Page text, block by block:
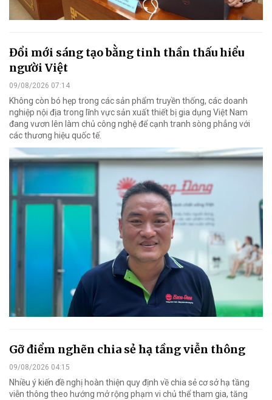
Đổi mới sáng tạo bằng tinh thần thấu hiểu
người Việt
09/08/2026 07:14
Không còn bó hẹp trong các sản phẩm truyền thống, các doanh
nghiệp nội địa trong lĩnh vực sản xuất thiết bị gia dụng Việt Nam
đang vươn lên làm chủ công nghệ để cạnh tranh sòng phẳng với
các thương hiệu quốc tế.
Gỡ điểm nghẽn chia sẻ hạ tầng viễn thông
09/08/2026 04:15
Nhiều ý kiến đề nghị hoàn thiện quy định về chia sẻ cơ sở hạ tầng
viễn thông theo hướng mở rộng phạm vi chủ thể tham gia, tăng